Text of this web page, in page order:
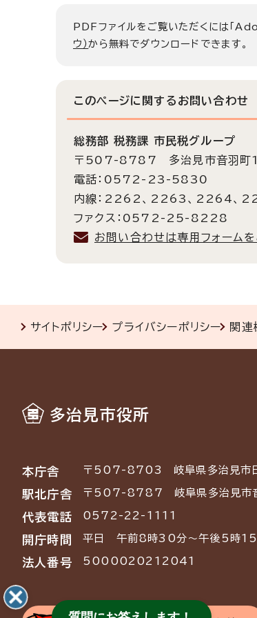
PDFファイルをご覧いただくには「
ウ）から無料でダウンロードできます。
このページに関する お問い合わせ
総務部 税務課 市民税グループ
〒507-8787 多治見市音羽町
電話：0572-23-5830
内線：2262、2263、2264、
ファクス：0572-25-8228
お問い合わせは専用フォームを
サイトポリシー プライバシーポリシー 関連
多治見市役所
本庁舎 〒507-8703 岐阜県多治見
駅北庁舎 〒507-8787 岐阜県多治見
代表電話 0572-22-1111
開庁時間 平日 午前8時30分～午後5時
法人番号 5000020212041